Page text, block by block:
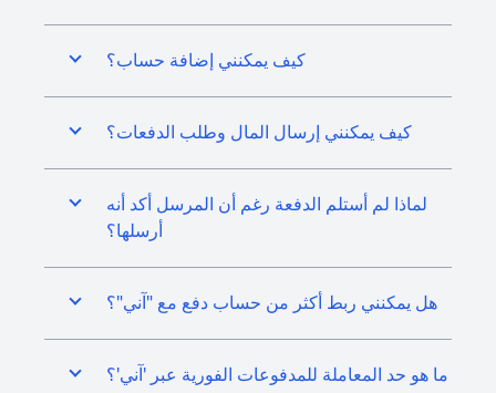
كيف يمكنني إضافة حساب؟
كيف يمكنني إرسال المال وطلب الدفعات؟
لماذا لم أستلم الدفعة رغم أن المرسل أكد أنه
أرسلها؟
هل يمكنني ربط أكثر من حساب دفع مع "آني"؟
ما هو حد المعاملة للمدفوعات الفورية عبر 'آني'؟